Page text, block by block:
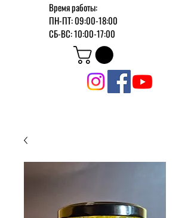
Время работы:
ПН-ПТ: 09:00-18:00
СБ-ВС: 10:00-17:00